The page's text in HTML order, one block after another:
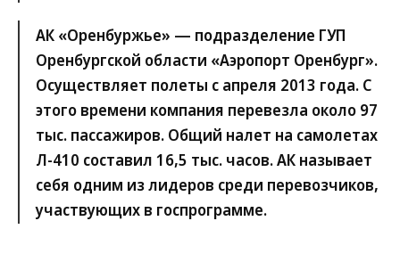
АК «Оренбуржье» — подразделение ГУП
Оренбургской области «Аэропорт Оренбург».
Осуществляет полеты с апреля 2013 года. С
этого времени компания перевезла около 97
тыс. пассажиров. Общий налет на самолетах
Л-410 составил 16,5 тыс. часов. АК называет
себя одним из лидеров среди перевозчиков,
участвующих в госпрограмме.